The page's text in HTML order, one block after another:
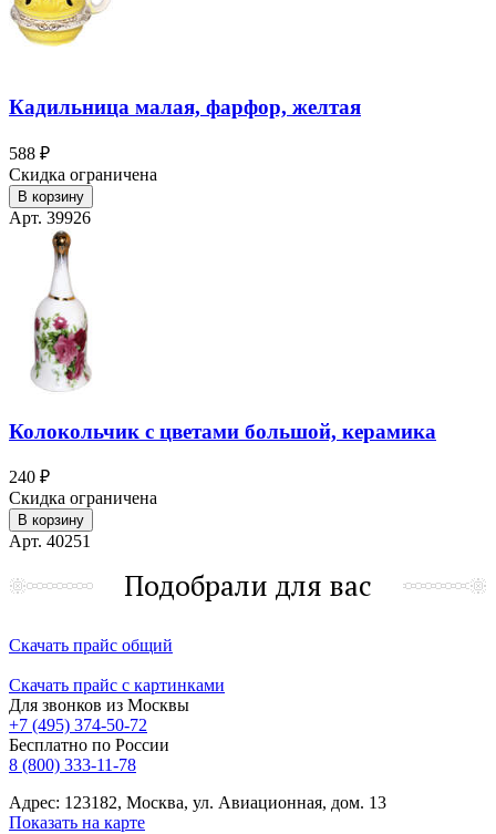
Кадильница малая, фарфор, желтая
588 ₽
Скидка ограничена
В корзину
Арт. 39926
Колокольчик с цветами большой, керамика
240 ₽
Скидка ограничена
В корзину
Арт. 40251
Подобрали для вас
Скачать прайс общий
Скачать прайс с картинками
Для звонков из Москвы
+7 (495) 374-50-72
Бесплатно по России
8 (800) 333-11-78
Адрес: 123182, Москва, ул. Авиационная, дом. 13
Показать на карте